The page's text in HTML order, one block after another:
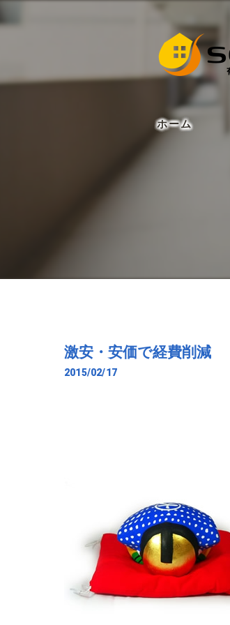
ホーム
激安・安価で経費削減
2015/02/17